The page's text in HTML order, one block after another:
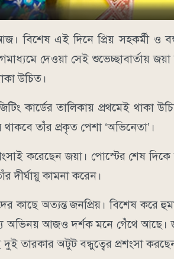
বিশেষ এই দিনে প্রিয় সহকর্মী ও
দেওয়া সেই শুভেচ্ছাবার্তায়
উচিত।
কার্ডের তালিকায় প্রথমেই থাকা
থাকবে তাঁর প্রকৃত পেশা ‘অভিনেতা’।
করেছেন জয়া। পোস্টের শেষ
দীর্ঘায়ু কামনা করেন।
কাছে অত্যন্ত জনপ্রিয়। বিশেষ করে
অভিনয় আজও দর্শক মনে গেঁথে
তারকার অটুট বন্ধুত্বের প্রশংসা